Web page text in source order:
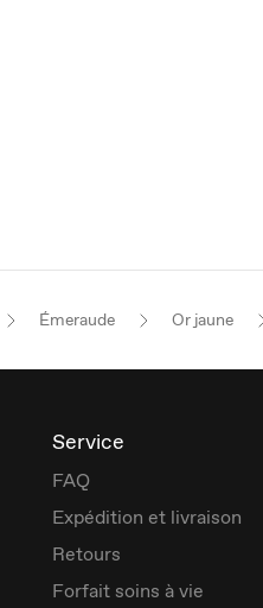
Émeraude Or jaune
Service
FAQ
Expédition et livraison
Retours
Forfait soins à vie